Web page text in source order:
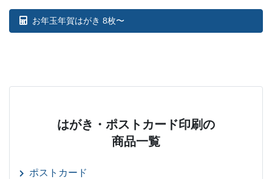
お年玉年賀はがき 8枚〜
はがき・ポストカード印刷の
商品一覧
ポストカード